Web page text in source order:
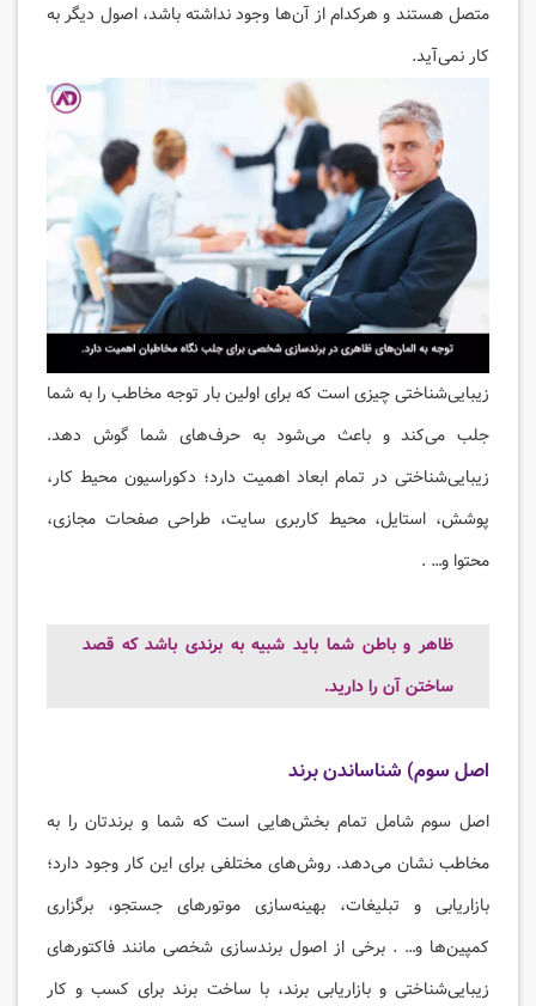
متصل هستند و هرکدام از آن‌ها وجود نداشته باشد، اصول دیگر به
کار نمی‌آید.
زیبایی‌شناختی چیزی است که برای اولین بار توجه مخاطب را به شما
جلب می‌کند و باعث می‌شود به حرف‌های شما گوش دهد.
زیبایی‌شناختی در تمام ابعاد اهمیت دارد؛ دکوراسیون محیط کار،
پوشش، استایل، محیط کاربری سایت، طراحی صفحات مجازی،
محتوا و… .
ظاهر و باطن شما باید شبیه به برندی باشد که قصد
ساختن آن را دارید.
اصل سوم) شناساندن برند
اصل سوم شامل تمام بخش‌هایی است که شما و برندتان را به
مخاطب نشان می‌دهد. روش‌های مختلفی برای این کار وجود دارد؛
بازاریابی و تبلیغات، بهینه‌سازی موتورهای جستجو، برگزاری
کمپین‌ها و… . برخی از اصول برندسازی شخصی مانند فاکتورهای
زیبایی‌شناختی و بازاریابی برند، با ساخت برند برای کسب و کار